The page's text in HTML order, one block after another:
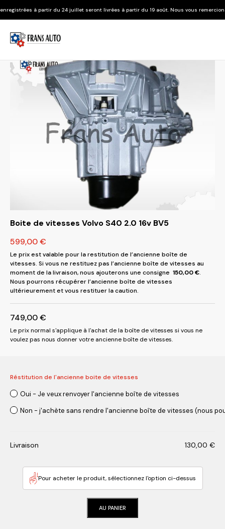
24 juillet seront livrées à partir du 19 août. Nous vous remercions de votre
Boite de vitesses Volvo S40 2.0 16v BV5
599,00€
Le prix est valable pour la restitution de l’ancienne boîte de
vitesses. Si vous ne restituez pas l’ancienne boîte de vitesses au
moment de la livraison, nous ajouterons une consigne 150,00€.
Nous pourrons récupérer l’ancienne boîte de vitesses
ultérieurement et vous restituer la caution.
749,00€
Le prix normal s'applique à l'achat de la boîte de vitesses si vous ne
voulez pas nous donner votre ancienne boîte de vitesses.
Réstitution de l'ancienne boite de vitesses
Oui - Je veux renvoyer l'ancienne boîte de vitesses
Non - j'achète sans rendre l'ancienne boîte de vitesses (nous
Livraison 130,00 €
Pour acheter le produit, sélectionnez l'option ci-dessus
AU PANIER